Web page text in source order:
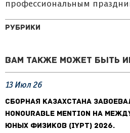
профессиональным
Рубрики
Вам также может быть
13Июл26
Сборная Казахстана
Honourable Mention на
юных физиков (IYPT) 2026.